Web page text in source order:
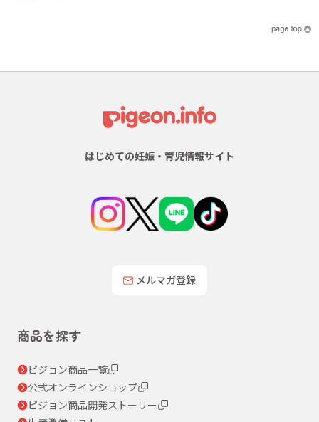
はじめての妊娠・育児情報サイト
メルマガ登録
商品を探す
ピジョン商品一覧
公式オンラインショップ
ピジョン商品開発ストーリー